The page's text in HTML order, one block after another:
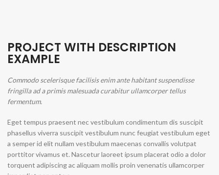
PROJECT WITH DESCRIPTION
EXAMPLE
Commodo scelerisque facilisis enim ante habitant suspendisse
fringilla ad a primis malesuada curabitur ullamcorper tellus
fermentum.
Eget tempus praesent nec vestibulum condimentum dis suscipit
phasellus viverra suscipit vestibulum nunc feugiat vestibulum eget
a semper id elit nullam vestibulum maecenas convallis volutpat
porttitor vivamus et. Nascetur laoreet ipsum placerat odio a dolor
torquent adipiscing ac aliquam mollis proin venenatis ullamcorper